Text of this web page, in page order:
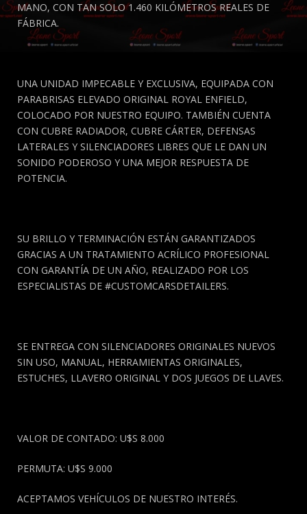
MANO, CON TAN SOLO 1.460 KILÓMETROS REALES DE
FÁBRICA.
UNA UNIDAD IMPECABLE Y EXCLUSIVA, EQUIPADA CON
PARABRISAS ELEVADO ORIGINAL ROYAL ENFIELD,
COLOCADO POR NUESTRO EQUIPO. TAMBIÉN CUENTA
CON CUBRE RADIADOR, CUBRE CÁRTER, DEFENSAS
LATERALES Y SILENCIADORES LIBRES QUE LE DAN UN
SONIDO PODEROSO Y UNA MEJOR RESPUESTA DE
POTENCIA.
SU BRILLO Y TERMINACIÓN ESTÁN GARANTIZADOS
GRACIAS A UN TRATAMIENTO ACRÍLICO PROFESIONAL
CON GARANTÍA DE UN AÑO, REALIZADO POR LOS
ESPECIALISTAS DE #CUSTOMCARSDETAILERS.
SE ENTREGA CON SILENCIADORES ORIGINALES NUEVOS
SIN USO, MANUAL, HERRAMIENTAS ORIGINALES,
ESTUCHES, LLAVERO ORIGINAL Y DOS JUEGOS DE LLAVES.
VALOR DE CONTADO: U$S 8.000
PERMUTA: U$S 9.000
ACEPTAMOS VEHÍCULOS DE NUESTRO INTERÉS.